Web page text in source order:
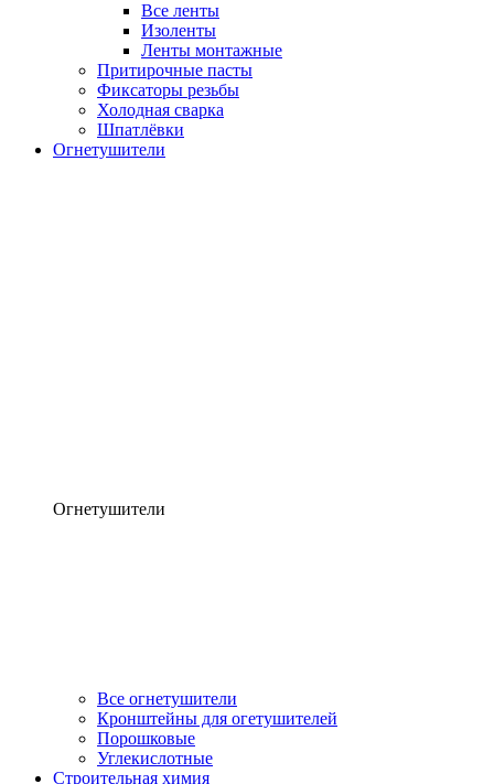
Все ленты
Изоленты
Ленты монтажные
Притирочные пасты
Фиксаторы резьбы
Холодная сварка
Шпатлёвки
Огнетушители
Огнетушители
Все огнетушители
Кронштейны для огетушителей
Порошковые
Углекислотные
Строительная химия